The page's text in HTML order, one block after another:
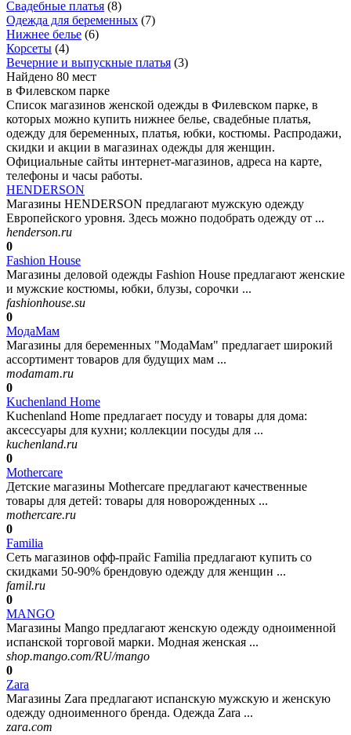
Свадебные платья (8)
Одежда для беременных (7)
Нижнее белье (6)
Корсеты (4)
Вечерние и выпускные платья (3)
Найдено 80 мест
в Филевском парке
Список магазинов женской одежды в Филевском парке, в
которых можно купить нижнее белье, свадебные платья,
одежду для беременных, платья, юбки, костюмы. Распродажи,
скидки и акции в магазинах одежды для женщин.
Официальные сайты интернет-магазинов, адреса на карте,
телефоны и часы работы.
HENDERSON
Магазины HENDERSON предлагают мужскую одежду
Европейского уровня. Здесь можно подобрать одежду от ...
henderson.ru
0
Fashion House
Магазины деловой одежды Fashion House предлагают женские
и мужские костюмы, юбки, блузы, сорочки ...
fashionhouse.su
0
МодаМам
Магазины для беременных "МодаМам" предлагает широкий
ассортимент товаров для будущих мам ...
modamam.ru
0
Kuchenland Home
Kuchenland Home предлагает посуду и товары для дома:
аксессуары для кухни; коллекции посуды для ...
kuchenland.ru
0
Mothercare
Детские магазины Mothercare предлагают качественные
товары для детей: товары для новорожденных ...
mothercare.ru
0
Familia
Сеть магазинов офф-прайс Familia предлагают купить со
скидками 50-90% брендовую одежду для женщин ...
famil.ru
0
MANGO
Магазины Mango предлагают женскую одежду одноименной
испанской торговой марки. Модная женская ...
shop.mango.com/RU/mango
0
Zara
Магазины Zara предлагают испанскую мужскую и женскую
одежду одноименного бренда. Одежда Zara ...
zara.com